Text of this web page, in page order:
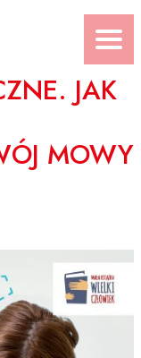
JAK
MOWY